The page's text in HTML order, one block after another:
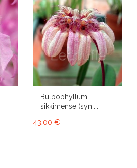
Bulbophyllum
sikkimense (syn....
43,00 €